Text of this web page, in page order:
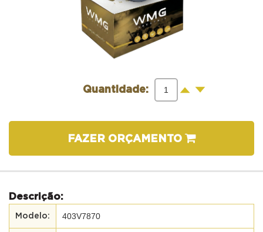
Quantidade: + -
FAZER ORÇAMENTO
Descrição:
403V7870